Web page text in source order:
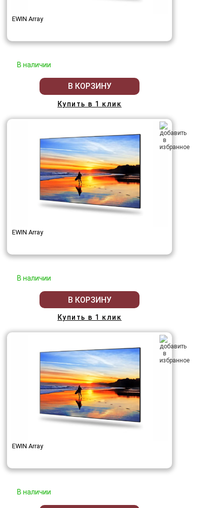
EWIN Array
В наличии
В КОРЗИНУ
Купить в 1 клик
EWIN Array
В наличии
В КОРЗИНУ
Купить в 1 клик
EWIN Array
В наличии